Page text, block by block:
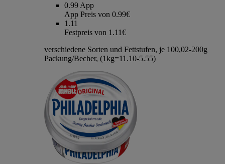
0.99 App
App Preis von 0.99€
1.11
Festpreis von 1.11€
verschiedene Sorten und Fettstufen, je 100,02-200g
Packung/Becher, (1kg=11.10-5.55)